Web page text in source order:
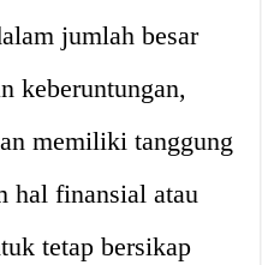
jumlah besar
keberuntungan,
memiliki tanggung
hal finansial atau
tetap bersikap